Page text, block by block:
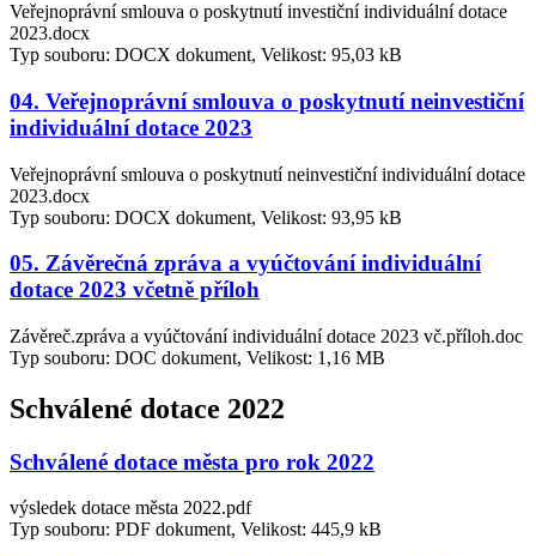
Veřejnoprávní smlouva o poskytnutí investiční individuální dotace
2023.docx
Typ souboru: DOCX dokument, Velikost: 95,03 kB
04. Veřejnoprávní smlouva o poskytnutí neinvestiční
individuální dotace 2023
Veřejnoprávní smlouva o poskytnutí neinvestiční individuální dotace
2023.docx
Typ souboru: DOCX dokument, Velikost: 93,95 kB
05. Závěrečná zpráva a vyúčtování individuální
dotace 2023 včetně příloh
Závěreč.zpráva a vyúčtování individuální dotace 2023 vč.příloh.doc
Typ souboru: DOC dokument, Velikost: 1,16 MB
Schválené dotace 2022
Schválené dotace města pro rok 2022
výsledek dotace města 2022.pdf
Typ souboru: PDF dokument, Velikost: 445,9 kB